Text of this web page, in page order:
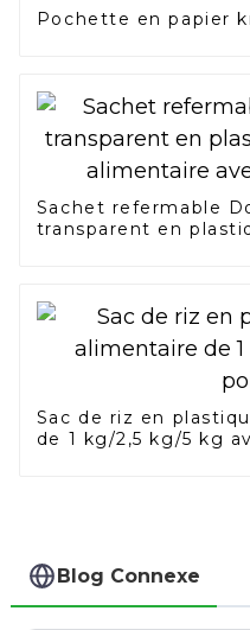
Pochette en papier
Sachet refermable
transparent en
Sac de riz en
de 1 kg/2,5 kg/5 kg
Blog Connexe